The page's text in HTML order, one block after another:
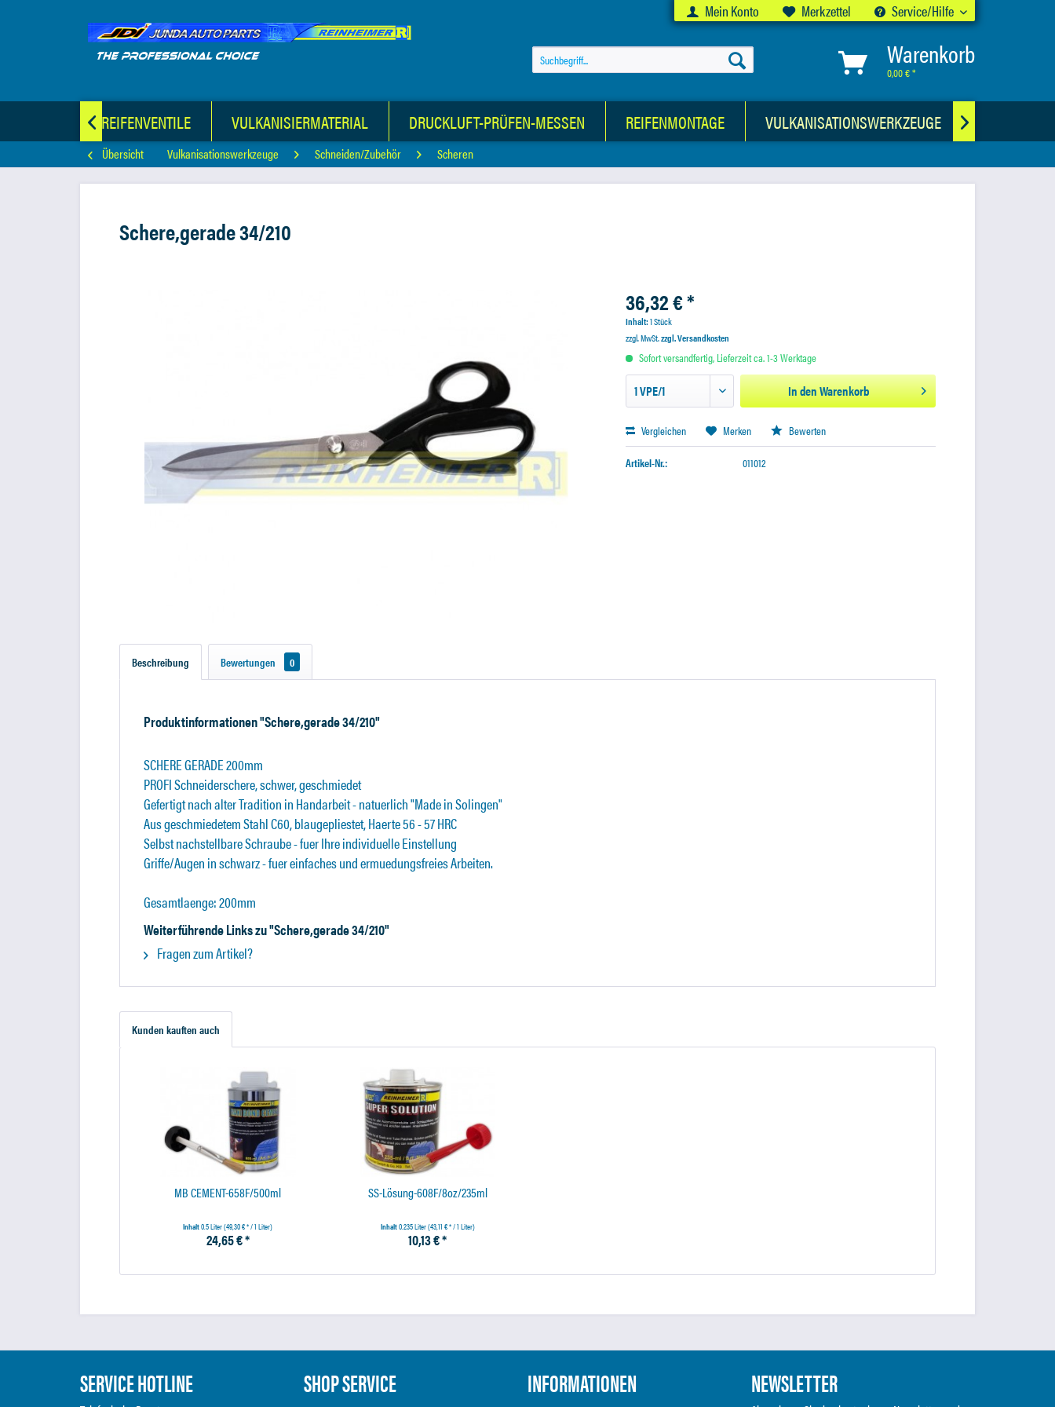
Mein Konto Merkzettel Service/Hilfe
Warenkorb
0,00 € *
KFZ-LUFTREIFENVENTILE VULKANISIERMATERIAL DRUCKLUFT-PRÜFEN-MESSEN REIFENMONTAGE VULKANISATIONSWERKZEUGE
 
Übersicht Vulkanisationswerkzeuge Schneiden/Zubehör Scheren
Schere,gerade 34/210
36,32 € *
Inhalt:1 Stück
zzgl. MwSt.zzgl. Versandkosten
Sofort versandfertig, Lieferzeit ca. 1-3 Werktage
In denWarenkorb
Vergleichen Merken Bewerten
Artikel-Nr.: 011012
Beschreibung Bewertungen 0
Produktinformationen "Schere,gerade 34/210"
SCHERE GERADE 200mm
PROFI Schneiderschere, schwer, geschmiedet
Gefertigt nach alter Tradition in Handarbeit - natuerlich "Made in Solingen"
Aus geschmiedetem Stahl C60, blaugepliestet, Haerte 56 - 57 HRC
Selbst nachstellbare Schraube - fuer Ihre individuelle Einstellung
Griffe/Augen in schwarz - fuer einfaches und ermuedungsfreies Arbeiten.
Gesamtlaenge: 200mm
Weiterführende Links zu "Schere,gerade 34/210"
Fragen zum Artikel?
Kunden kauften auch
MB CEMENT-658F/500ml
Inhalt0.5 Liter(49,30 € * / 1 Liter)
24,65 € *
SS-Lösung-608F/8oz/235ml
Inhalt0.235 Liter(43,11 € * / 1 Liter)
10,13 € *
SERVICE HOTLINE SHOP SERVICE INFORMATIONEN NEWSLETTER